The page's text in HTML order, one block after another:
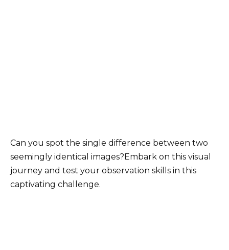
Can you spot the single difference between two
seemingly identical images?Embark on this visual
journey and test your observation skills in this
captivating challenge.